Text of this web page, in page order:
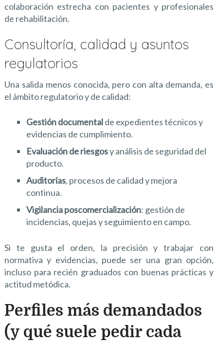
colaboración estrecha con pacientes y profesionales
de rehabilitación.
Consultoría, calidad y asuntos
regulatorios
Una salida menos conocida, pero con alta demanda, es
el ámbito regulatorio y de calidad:
Gestión documentalde expedientes técnicos y
evidencias de cumplimiento.
Evaluación de riesgosy análisis de seguridad del
producto.
Auditorías, procesos de calidad y mejora
continua.
Vigilancia poscomercialización: gestión de
incidencias, quejas y seguimiento en campo.
Si te gusta el orden, la precisión y trabajar con
normativa y evidencias, puede ser una gran opción,
incluso para recién graduados con buenas prácticas y
actitud metódica.
Perfiles más demandados
(y qué suele pedir cada